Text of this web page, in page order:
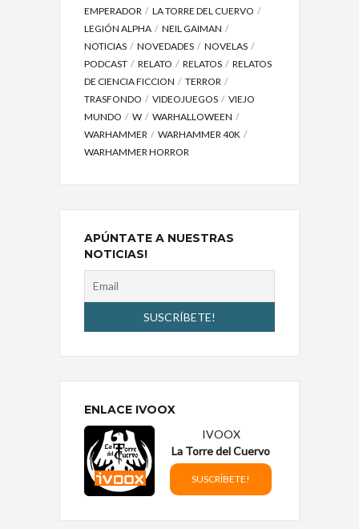
EMPERADOR
LA TORRE DEL CUERVO
LEGIÓN ALPHA
NEIL GAIMAN
NOTICIAS
NOVEDADES
NOVELAS
PODCAST
RELATO RELATOS
RELATOS
DE CIENCIA FICCION
TERROR
TRASFONDO
VIDEOJUEGOS
VIEJO
MUNDO
W
WARHALLOWEEN
WARHAMMER
WARHAMMER 40K
WARHAMMER HORROR
APÚNTATE A NUESTRAS
NOTICIAS!
ENLACE IVOOX
IVOOX
La Torre del Cuervo
SUSCRÍBETE!